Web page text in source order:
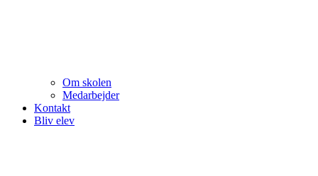
Om skolen
Medarbejder
Kontakt
Bliv elev